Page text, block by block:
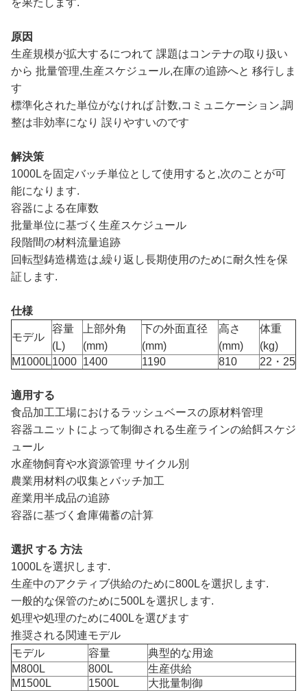
を果たします.
原因
生産規模が拡大するにつれて 課題はコンテナの取り扱い
から 批量管理,生産スケジュール,在庫の追跡へと 移行しま
す
標準化された単位がなければ 計数,コミュニケーション,調
整は非効率になり 誤りやすいのです
解決策
1000Lを固定バッチ単位として使用すると,次のことが可
能になります.
容器による在庫数
批量単位に基づく生産スケジュール
段階間の材料流量追跡
回転型鋳造構造は,繰り返し長期使用のために耐久性を保
証します.
仕様
モデル
容量
(L)
上部外角
(mm)
下の外面直径
(mm)
高さ
(mm)
体重
(kg)
M1000L1000 1400 1190 810 22・25
適用する
食品加工工場におけるラッシュベースの原材料管理
容器ユニットによって制御される生産ラインの給餌スケジ
ュール
水産物飼育や水資源管理 サイクル別
農業用材料の収集とバッチ加工
産業用半成品の追跡
容器に基づく倉庫備蓄の計算
選択 する 方法
1000Lを選択します.
生産中のアクティブ供給のために800Lを選択します.
一般的な保管のために500Lを選択します.
処理や処理のために400Lを選びます
推奨される関連モデル
モデル
容量
典型的な用途
M800L
800L
生産供給
M1500L
1500L
大批量制御